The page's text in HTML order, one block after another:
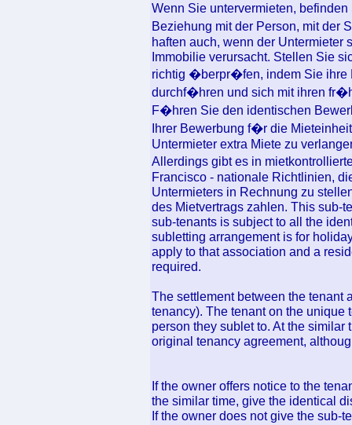
Wenn Sie untervermieten,
Beziehung mit der Person, mit
haften auch, wenn der Untermieter
Immobilie verursacht. Stellen Sie
richtig �berpr�fen, indem Sie
durchf�hren und sich mit ihren
F�hren Sie den identischen
Ihrer Bewerbung f�r die
Untermieter extra Miete zu
Allerdings gibt es in
Francisco - nationale Richtlinien,
Untermieters in Rechnung zu
des Mietvertrags zahlen. This sub-
sub-tenants is subject to all the
subletting arrangement is for
apply to that association and a
required.
The settlement between the tenant
tenancy). The tenant on the unique
person they sublet to. At the
original tenancy agreement,
If the owner offers notice to the
the similar time, give the identical
If the owner does not give the sub-